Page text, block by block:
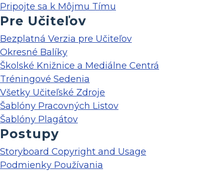
Pripojte sa k Môjmu Tímu
Pre Učiteľov
Bezplatná Verzia pre Učiteľov
Okresné Balíky
Školské Knižnice a Mediálne Centrá
Tréningové Sedenia
Všetky Učiteľské Zdroje
Šablóny Pracovných Listov
Šablóny Plagátov
Postupy
Storyboard Copyright and Usage
Podmienky Používania